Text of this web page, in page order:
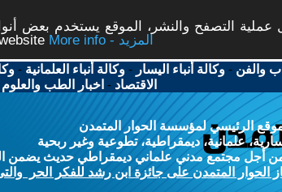
التصفح والنشر، الموقع يستخدم بعض
More info - المزيد
والفن -وكالة أنباء اليسار -وكالة أنباء العلمانية -
الاقتصاد - اخبار الطب والعلوم
الرئيسي لمؤسسة الحوار المتمدن
علمانية، ديمقراطية، تطوعية وغير ربحية
أجل مجتمع مدني علماني ديمقراطي حديث يضمن
الحوار المتمدن على جائزة ابن رشد للفكر الحر